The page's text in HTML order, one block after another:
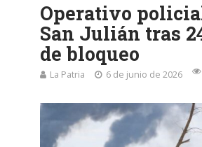
Operativo
San Julián tras
de bloqueo
La Patria 6 de junio de 2026